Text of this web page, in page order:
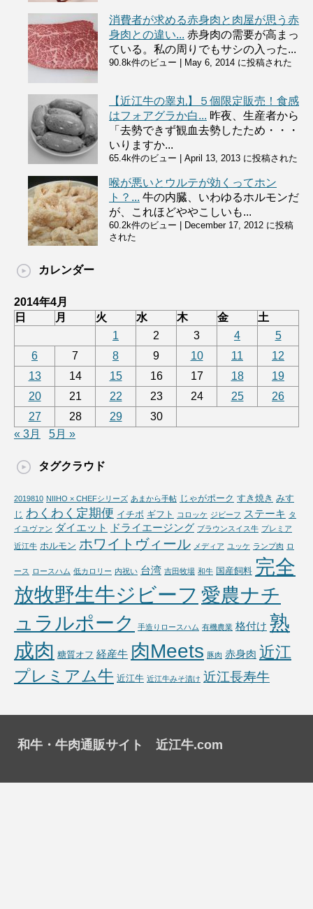
消費者が求める赤身肉と肉屋が思う赤
身肉との違い... 赤身肉の需要が高まっ
ている。私の周りでもサシの入った...
90.8k件のビュー May 6, 2014 に投稿された
【近江牛の睾丸】５個限定販売！食感
はフォアグラか白... 昨夜、生産者から
「去勢できず観血去勢したため・・・
いりますか...
65.4k件のビュー April 13, 2013 に投稿された
喉が悪いとウルテが効くってホン
ト？... 牛の内臓、いわゆるホルモンだ
が、これほどややこしいも...
60.2k件のビュー
December 17, 2012 に投稿
された
カレンダー
2014年4月
日
月 火 水 木 金
土
1
2 3 4
5
6
7 8 9 10 11
12
13
14 15 16 17 18
19
20
21 22 23 24 25
26
27
28 29
30
« 3月
5月 »
タグクラウド
2019810 NIIHO × CHEFシリーズ あまから手帖 じゃがポーク すき焼き みす
じ わくわく定期便 イチボ ギフト コロッケ ジビーフ ステーキ タ
イユヴァン ダイエット ドライエージング ブラウンスイス牛 プレミア
近江牛 ホルモン ホワイトヴィール メディア ユッケ ランプ肉 ロ
ース ロースハム 低カロリー 内祝い 台湾 吉田牧場 和牛 国産飼料 完全
放牧野生牛ジビーフ 愛農ナチ
ュラルポーク
手造りロースハム 有機農業 格付け 熟
成肉 糖質オフ 経産牛 肉Meets 豚肉 赤身肉 近江
プレミアム牛 近江牛 近江牛みそ漬け 近江長寿牛
和牛・牛肉通販サイト 近江牛.com